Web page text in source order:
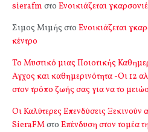
sierafm στο Ενοικιάζεται
Σιμος Μιμής στο Ενοικιάζεται
κέντρο
Το Μυστικό μιας Ποιοτικής
Αγχος και καθημερινότητα -Οι 12
στον τρόπο ζωής σας για να το
Οι Καλύτερες Επενδύσεις
SieraFMστο Επένδυση στον τομέα